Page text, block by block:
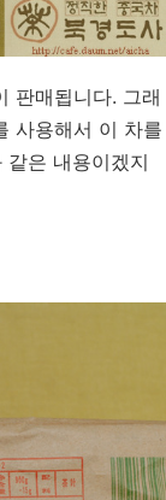
판매됩니다. 그래
사용해서 이 차를
은 내용이겠지